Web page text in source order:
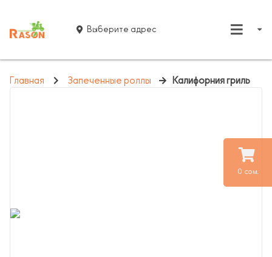
0 сом.
Выберите адрес
Главная Запеченные роллы Калифорния гриль